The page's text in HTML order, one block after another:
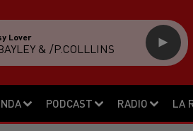
PODCAST RADIO LA
Lover
& /P.COLLLINS